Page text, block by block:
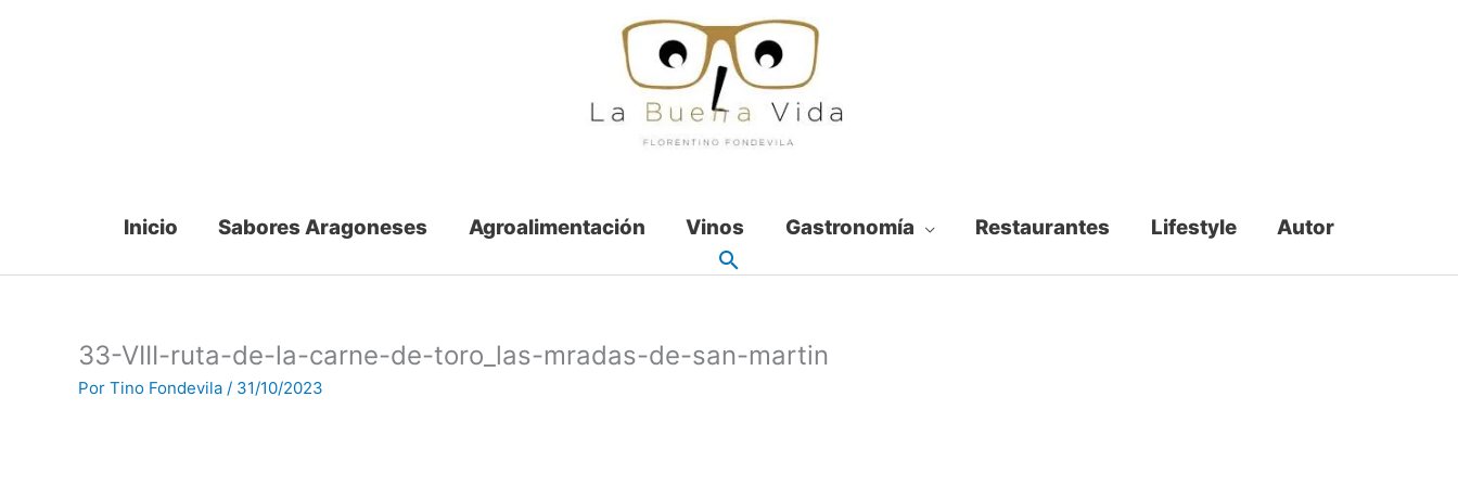
Inicio Sabores Aragoneses Agroalimentación Vinos Gastronomía Restaurantes Lifestyle Autor
33-VIII-ruta-de-la-carne-de-toro_las-mradas-de-san-martin
Por Tino Fondevila / 31/10/2023